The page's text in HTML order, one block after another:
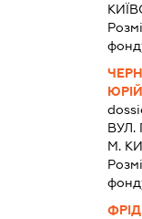
ВУЛ.
М.